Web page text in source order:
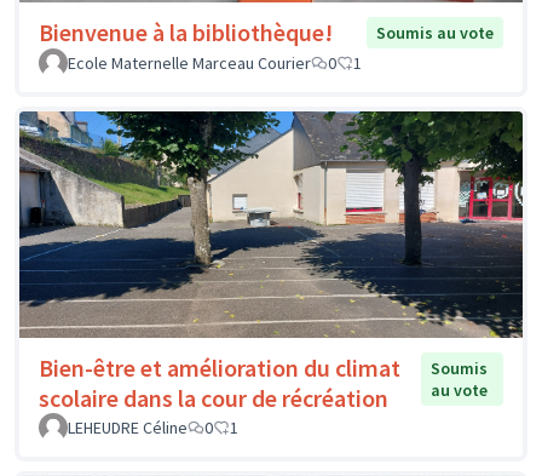
Bienvenue à la bibliothèque!
Soumis au vote
Ecole Maternelle Marceau Courier
0 1
Bien-être et amélioration du climat
scolaire dans la cour de récréation
Soumis
au vote
LEHEUDRE Céline
0 1